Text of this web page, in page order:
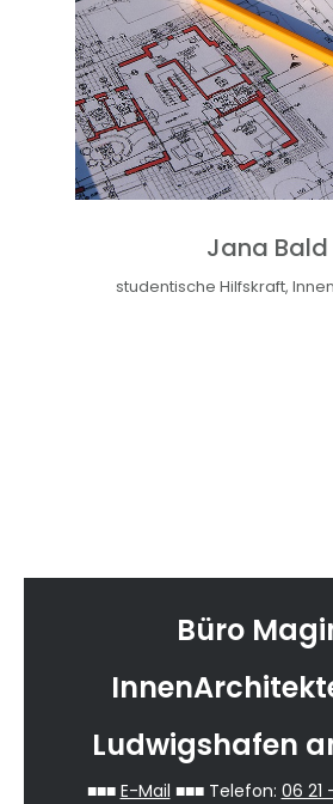
Jana Bald
studentische Hilfskraft,
Büro
Ludwigshafen
■■■ E-Mail ■■■ Telefon: 06 21